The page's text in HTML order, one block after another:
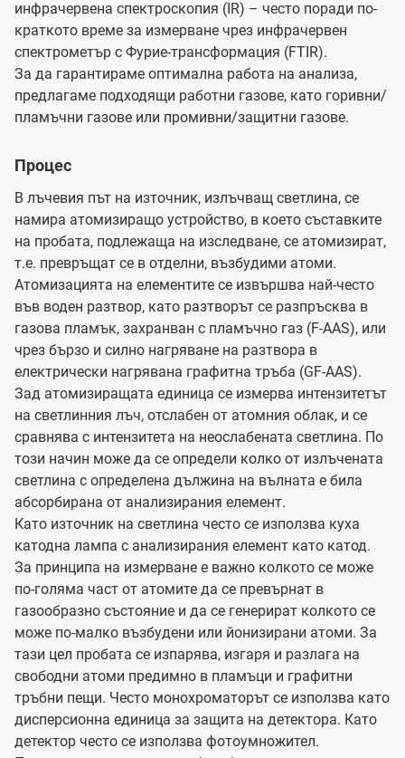
инфрачервена спектроскопия (IR) – често поради по-
краткото време за измерване чрез инфрачервен
спектрометър с Фурие-трансформация (FTIR).
За да гарантираме оптимална работа на анализа,
предлагаме подходящи работни газове, като горивни/
пламъчни газове или промивни/защитни газове.
Процес
В лъчевия път на източник, излъчващ светлина, се
намира атомизиращо устройство, в което съставките
на пробата, подлежаща на изследване, се атомизират,
т.е. превръщат се в отделни, възбудими атоми.
Атомизацията на елементите се извършва най-често
във воден разтвор, като разтворът се разпръсква в
газова пламък, захранван с пламъчно газ (F-AAS), или
чрез бързо и силно нагряване на разтвора в
електрически нагрявана графитна тръба (GF-AAS).
Зад атомизиращата единица се измерва интензитетът
на светлинния лъч, отслабен от атомния облак, и се
сравнява с интензитета на неослабената светлина. По
този начин може да се определи колко от излъчената
светлина с определена дължина на вълната е била
абсорбирана от анализирания елемент.
Като източник на светлина често се използва куха
катодна лампа с анализирания елемент като катод.
За принципа на измерване е важно колкото се може
по-голяма част от атомите да се превърнат в
газообразно състояние и да се генерират колкото се
може по-малко възбудени или йонизирани атоми. За
тази цел пробата се изпарява, изгаря и разлага на
свободни атоми предимно в пламъци и графитни
тръбни пещи. Често монохроматорът се използва като
дисперсионна единица за защита на детектора. Като
детектор често се използва фотоумножител.